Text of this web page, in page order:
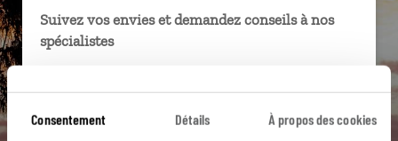
Consentement Détails À propos des cookies
Suivez vos envies et demandez conseils à nos
spécialistes
Échangez en face à face ou depuis nos studios